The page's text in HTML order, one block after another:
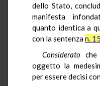
dello Stato,
manifesta
quanto identica a
con la sentenzan.
Considerato
oggetto la
per essere decisi